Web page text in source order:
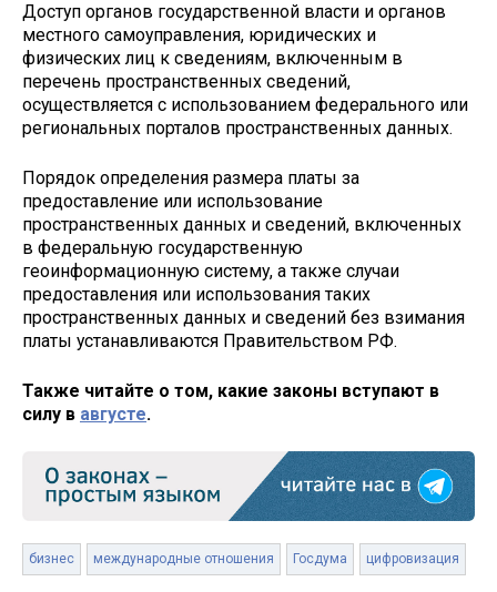
Доступ органов государственной власти и органов
местного самоуправления, юридических и
физических лиц к сведениям, включенным в
перечень пространственных сведений,
осуществляется с использованием федерального или
региональных порталов пространственных данных.
Порядок определения размера платы за
предоставление или использование
пространственных данных и сведений, включенных
в федеральную государственную
геоинформационную систему, а также случаи
предоставления или использования таких
пространственных данных и сведений без взимания
платы устанавливаются Правительством РФ.
Также читайте о том, какие законы вступают в
силу в августе.
бизнес международные отношения Госдума цифровизация